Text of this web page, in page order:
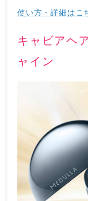
使い方・詳細はこ
キャビアヘ
ャイン